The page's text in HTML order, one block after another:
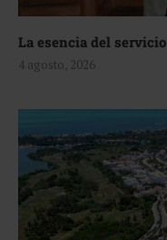
La esencia del servicio
4 agosto, 2026